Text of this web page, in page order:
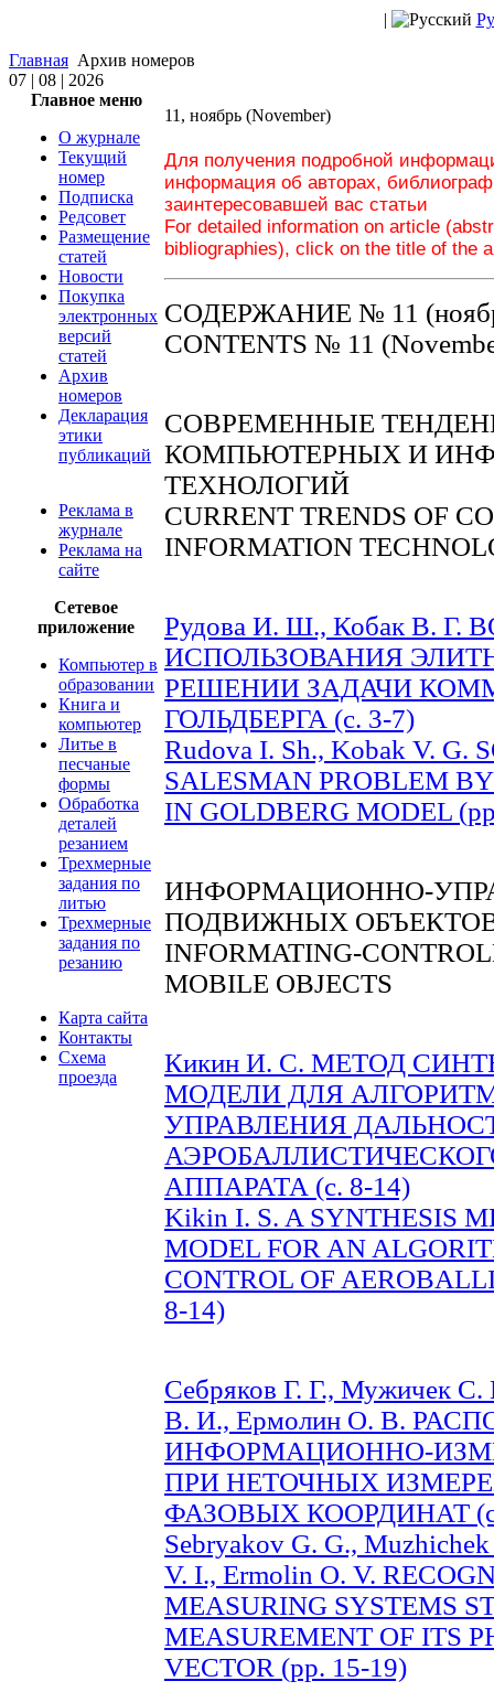
|
Главная Архив номеров
07 | 08 | 2026
Главное меню
О журнале
Текущий
номер
Подписка
Редсовет
Размещение
статей
Новости
Покупка
электронных
версий
статей
Архив
номеров
Декларация
этики
публикаций
Реклама в
журнале
Реклама на
сайте
Сетевое
приложение
Компьютер в
образовании
Книга и
компьютер
Литье в
песчаные
формы
Обработка
деталей
резанием
Трехмерные
задания по
литью
Трехмерные
задания по
резанию
Карта сайта
Контакты
Схема
проезда
11, ноябрь (November)
Для получения подробной
информация об авторах,
заинтересовавшей вас статьи
For detailed information on article
bibliographies), click on the title of the
СОДЕРЖАНИЕ № 11
CONTENTS № 11
СОВРЕМЕННЫЕ
КОМПЬЮТЕРНЫХ И
ТЕХНОЛОГИЙ
CURRENT TRENDS OF
INFORMATION
Рудова И. Ш., Кобак В.
ИСПОЛЬЗОВАНИЯ
РЕШЕНИИ ЗАДАЧИ
ГОЛЬДБЕРГА (c. 3-7)
Rudova I. Sh., Kobak V. G.
SALESMAN PROBLEM
IN GOLDBERG MODEL
ИНФОРМАЦИОННО-
ПОДВИЖНЫХ
INFORMATING-
MOBILE OBJECTS
Кикин И. С. МЕТОД
МОДЕЛИ ДЛЯ
УПРАВЛЕНИЯ
АППАРАТА (c. 8-14)
Kikin I. S. A SYNTHESIS
MODEL FOR AN
CONTROL OF
8-14)
Себряков Г. Г., Мужичек
В. И., Ермолин О. В.
ИНФОРМАЦИОННО-
ПРИ НЕТОЧНЫХ
ФАЗОВЫХ КООРДИНАТ
Sebryakov G. G.,
V. I., Ermolin O. V.
MEASURING SYSTEMS
MEASUREMENT OF ITS
VECTOR (pp. 15-19)